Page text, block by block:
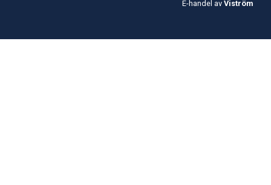
E-handel av Viström